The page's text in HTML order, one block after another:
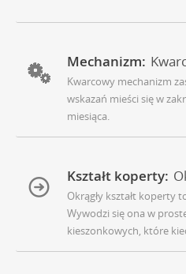
Mechanizm:
Kwarcowy mechanizm
wskazań mieści się w
miesiąca.
Kształt koperty:
Okrągły kształt koperty
Wywodzi się ona w
kieszonkowych, które